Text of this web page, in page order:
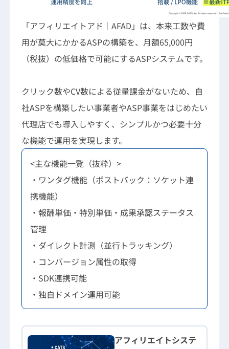
「アフィリエイトアド｜AFAD」は、本来工数や費
用が莫大にかかるASPの構築を、月額65,000円
（税抜）の低価格で可能にするASPシステムです。
クリック数やCV数による従量課金がないため、自
社ASPを構築したい事業者やASP事業をはじめたい
代理店でも導入しやすく、シンプルかつ必要十分
な機能で運用を実現します。
<主な機能一覧（抜粋）>
・ワンタグ機能（ポストバック：ソケット連
携機能）
・報酬単価・特別単価・成果承認ステータス
管理
・ダイレクト計測（並行トラッキング）
・コンバージョン属性の取得
・SDK連携可能
・独自ドメイン運用可能
アフィリエイトシステ